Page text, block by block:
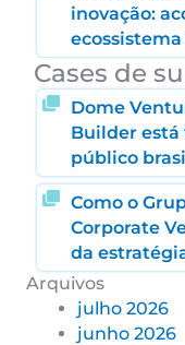
inovação:
ecossistema
Cases de
Dome
Builder está
público
Como o
Corporate
da
Arquivos
julho 2026
junho 2026